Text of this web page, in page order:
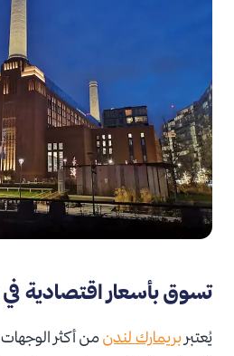
تسوق بأسعار اقتصادية في
يُعتبر بريمارك لندنمن أكثر